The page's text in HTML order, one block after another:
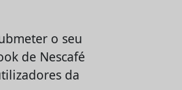
o seu
de Nescafé
da